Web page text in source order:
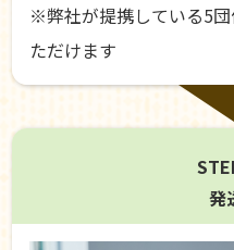
※弊社が提携している5
ただけます
発